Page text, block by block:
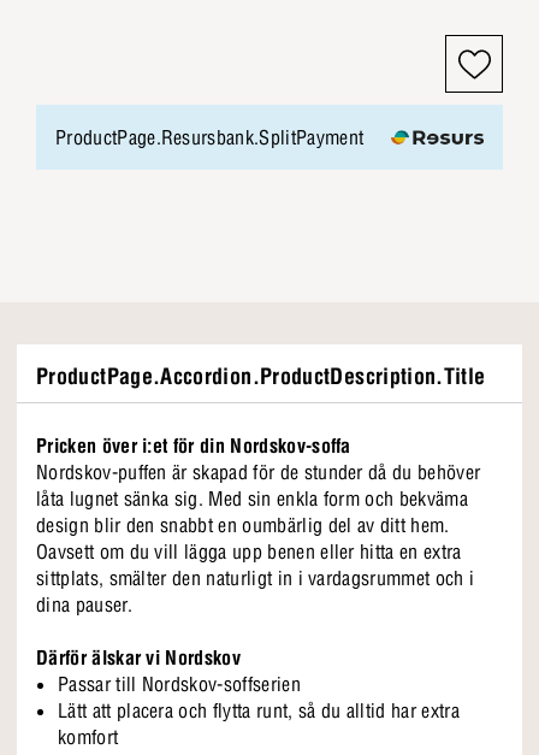
ProductPage.Resursbank.SplitPayment
ProductPage.Accordion.ProductDescription.Title
Pricken över i:et för din Nordskov-soffa
Nordskov-puffen är skapad för de stunder då du behöver
låta lugnet sänka sig. Med sin enkla form och bekväma
design blir den snabbt en oumbärlig del av ditt hem.
Oavsett om du vill lägga upp benen eller hitta en extra
sittplats, smälter den naturligt in i vardagsrummet och i
dina pauser.
Därför älskar vi Nordskov
Passar till Nordskov-soffserien
Lätt att placera och flytta runt, så du alltid har extra
komfort